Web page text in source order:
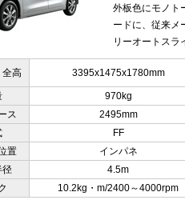
外板色にモノト
ードに、従来メ
リーオートスラ
全高 3395x1475x1780mm
970kg
ス
2495mm
FF
置
インパネ
径
4.5m
10.2kg・m/2400～4000rpm